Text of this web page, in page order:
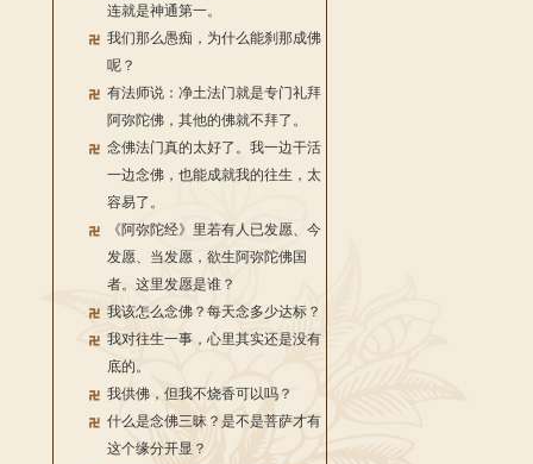
连就是神通第一。
我们那么愚痴，为什么能刹那成佛
呢？
有法师说：净土法门就是专门礼拜
阿弥陀佛，其他的佛就不拜了。
念佛法门真的太好了。我一边干活
一边念佛，也能成就我的往生，太
容易了。
《阿弥陀经》里若有人已发愿、今
发愿、当发愿，欲生阿弥陀佛国
者。这里发愿是谁？
我该怎么念佛？每天念多少达标？
我对往生一事，心里其实还是没有
底的。
我供佛，但我不烧香可以吗？
什么是念佛三昧？是不是菩萨才有
这个缘分开显？